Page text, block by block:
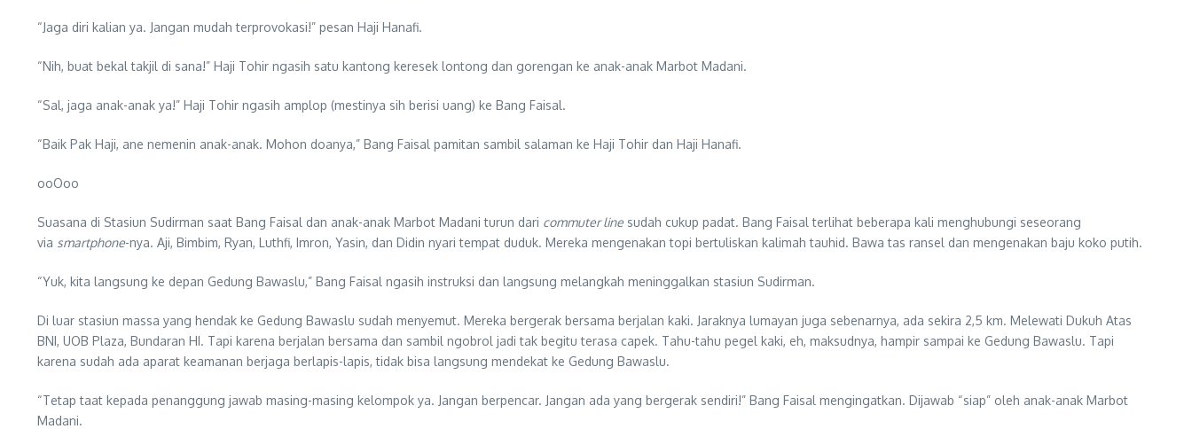
“Jaga diri kalian ya. Jangan mudah terprovokasi!” pesan Haji Hanafi.
“Nih, buat bekal takjil di sana!” Haji Tohir ngasih satu kantong keresek lontong dan gorengan ke anak-anak Marbot Madani.
“Sal, jaga anak-anak ya!” Haji Tohir ngasih amplop (mestinya sih berisi uang) ke Bang Faisal.
“Baik Pak Haji, ane nemenin anak-anak. Mohon doanya,” Bang Faisal pamitan sambil salaman ke Haji Tohir dan Haji Hanafi.
ooOoo
Suasana di Stasiun Sudirman saat Bang Faisal dan anak-anak Marbot Madani turun dari commuter line sudah cukup padat. Bang Faisal terlihat beberapa kali menghubungi seseorang
via smartphone-nya. Aji, Bimbim, Ryan, Luthfi, Imron, Yasin, dan Didin nyari tempat duduk. Mereka mengenakan topi bertuliskan kalimah tauhid. Bawa tas ransel dan mengenakan baju koko putih.
“Yuk, kita langsung ke depan Gedung Bawaslu,” Bang Faisal ngasih instruksi dan langsung melangkah meninggalkan stasiun Sudirman.
Di luar stasiun massa yang hendak ke Gedung Bawaslu sudah menyemut. Mereka bergerak bersama berjalan kaki. Jaraknya lumayan juga sebenarnya, ada sekira 2,5 km. Melewati Dukuh Atas
BNI, UOB Plaza, Bundaran HI. Tapi karena berjalan bersama dan sambil ngobrol jadi tak begitu terasa capek. Tahu-tahu pegel kaki, eh, maksudnya, hampir sampai ke Gedung Bawaslu. Tapi
karena sudah ada aparat keamanan berjaga berlapis-lapis, tidak bisa langsung mendekat ke Gedung Bawaslu.
“Tetap taat kepada penanggung jawab masing-masing kelompok ya. Jangan berpencar. Jangan ada yang bergerak sendiri!” Bang Faisal mengingatkan. Dijawab “siap” oleh anak-anak Marbot
Madani.